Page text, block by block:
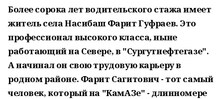
Более сорока лет водительского стажа имеет
житель села Насибаш Фарит Гуфраев. Это
профессионал высокого класса, ныне
работающий на Севере, в "Сургутнефтегазе".
А начинал он свою трудовую карьеру в
родном районе. Фарит Сагитович - тот самый
человек, который на "КамАЗе" - длинномере